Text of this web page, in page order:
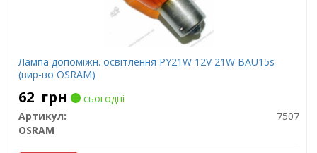
Лампа допоміжн. освітлення РY21W 12V 21W ВАU15s
(вир-во OSRAM)
62 грн
сьогодні
Артикул:
7507
OSRAM